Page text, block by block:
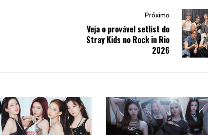
Próximo
Veja o provável setlist do
Stray Kids no Rock in Rio
2026